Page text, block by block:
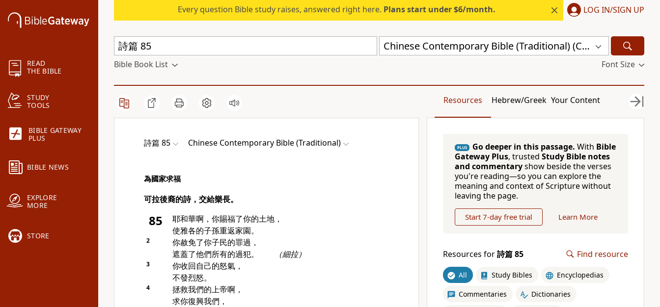
READ
THE BIBLE
STUDY
TOOLS
BIBLE GATEWAY
PLUS
BIBLE NEWS
EXPLORE
MORE
STORE
Every question Bible study raises, answered right here. Plans start under $6/month. LOG IN/SIGN UP
Chinese Contemporary Bible (Traditional) (CCBT)
Bible Book List Font Size
Resources Hebrew/Greek Your Content
詩篇 85 Chinese Contemporary Bible (Traditional)
為國家求福
可拉後裔的詩，交給樂長。
85
耶和華啊，你賜福了你的土地，
使雅各的子孫重返家園。
2
你赦免了你子民的罪過，
遮蓋了他們所有的過犯。
（細拉）
3
你收回自己的怒氣，
不發烈怒。
4
拯救我們的上帝啊，
求你復興我們，
PLUS Go deeper in this passage. With Bible
Gateway Plus, trusted Study Bible notes
and commentaryshow beside the verses
you're reading—so you can explore the
meaning and context of Scripture without
leaving the page.
Start 7-day free trial Learn More
Resources for詩篇 85 Find resource
All Study Bibles Encyclopedias
Commentaries Dictionaries